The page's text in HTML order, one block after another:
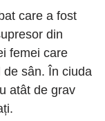
care a fost
din
femei care
de sân. În ciuda
atât de grav